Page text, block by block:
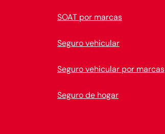
SOAT por marcas
Seguro vehicular
Seguro vehicular por marcas
Seguro de hogar